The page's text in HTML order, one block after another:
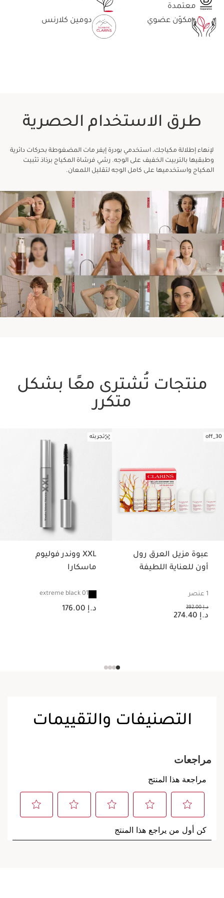
معتمدة
مكوّن عضوي دومين كلارنس
طرق الاستخدام الحصرية
لإنهاء إطلالة مكياجك، استخدمي بودرة إيفر مات المضغوطة بحركات دائرية
وطبقيها بالتربيت الخفيف على الوجه. رشي فرشاة المكياج برذاذ تثبيت
المكياج واستخدميها على كامل الوجه لتقليل اللمعان.
منتجات تُشترى معًا بشكل
متكرر
تخط إلى المحتوى
30_off
عبوة مزيل العرق رول
أون للعناية اللطيفة
1 عنصر
د.إ 392.00
السعر الحالي هو د.إ 274.40
د.إ 274.40
تجربته
XXL ووندر فوليوم
ماسكارا
01 extreme black
السعر الحالي هو د.إ 176.00
د.إ 176.00
التصنيفات والتقييمات